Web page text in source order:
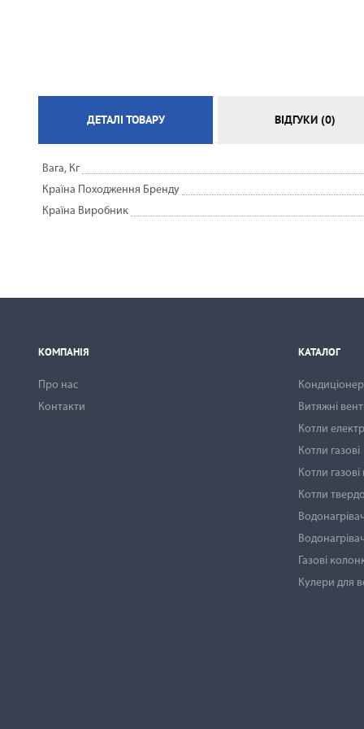
ДЕТАЛІ ТОВАРУ ВІДГУКИ (0)
Вага, Кг
Країна Походження Бренду
Країна Виробник
КОМПАНІЯ
Про нас
Контакти
КАТАЛОГ
Витяжні
Котли
Котли газові
Котли
Котли
Газові
Кулери для